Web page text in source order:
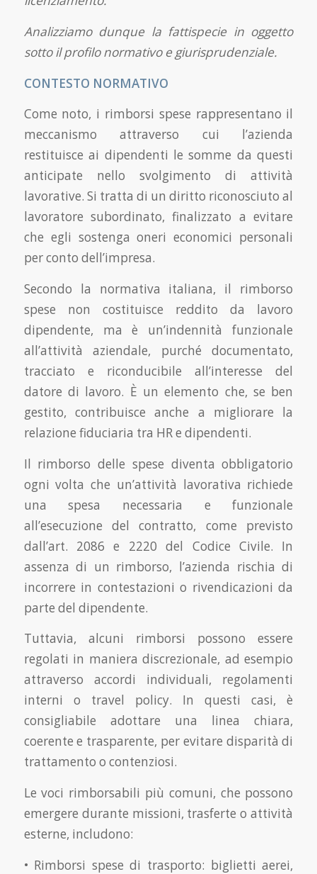
Analizziamo dunque la fattispecie in oggetto
sotto il profilo normativo e giurisprudenziale.
CONTESTO NORMATIVO
Come noto, i rimborsi spese rappresentano il
meccanismo attraverso cui l’azienda
restituisce ai dipendenti le somme da questi
anticipate nello svolgimento di attività
lavorative. Si tratta di un diritto riconosciuto al
lavoratore subordinato, finalizzato a evitare
che egli sostenga oneri economici personali
per conto dell’impresa.
Secondo la normativa italiana, il rimborso
spese non costituisce reddito da lavoro
dipendente, ma è un’indennità funzionale
all’attività aziendale, purché documentato,
tracciato e riconducibile all’interesse del
datore di lavoro. È un elemento che, se ben
gestito, contribuisce anche a migliorare la
relazione fiduciaria tra HR e dipendenti.
Il rimborso delle spese diventa obbligatorio
ogni volta che un’attività lavorativa richiede
una spesa necessaria e funzionale
all’esecuzione del contratto, come previsto
dall’art. 2086 e 2220 del Codice Civile. In
assenza di un rimborso, l’azienda rischia di
incorrere in contestazioni o rivendicazioni da
parte del dipendente.
Tuttavia, alcuni rimborsi possono essere
regolati in maniera discrezionale, ad esempio
attraverso accordi individuali, regolamenti
interni o travel policy. In questi casi, è
consigliabile adottare una linea chiara,
coerente e trasparente, per evitare disparità di
trattamento o contenziosi.
Le voci rimborsabili più comuni, che possono
emergere durante missioni, trasferte o attività
esterne, includono:
• Rimborsi spese di trasporto: biglietti aerei,